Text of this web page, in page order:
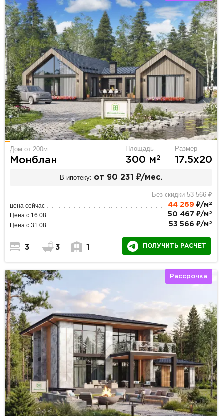
Дом от 200м
Монблан
Площадь
300 м2
Размер
17.5х20
В ипотеку: от 90 231 ₽/мес.
Без скидки 53 566 ₽
цена сейчас 44 269 ₽/м 2
Цена с 16.08 50 467 ₽/м 2
Цена с 31.08 53 566 ₽/м 2
3 3 1 ПОЛУЧИТЬ РАСЧЕТ
Рассрочка